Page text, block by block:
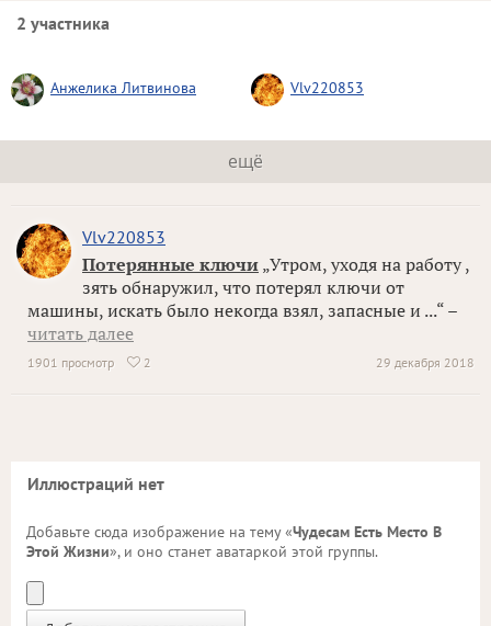
2 участника
Анжелика Литвинова Vlv220853
ещё
Vlv220853
Потерянные ключи „Утром, уходя на работу ,
зять обнаружил, что потерял ключи от
машины, искать было некогда взял, запасные и ...“ –
читать далее
29 декабря 2018
1901 просмотр  2
Иллюстраций нет
Добавьте сюда изображение на тему «Чудесам Есть Место В
Этой Жизни», и оно станет аватаркой этой группы.